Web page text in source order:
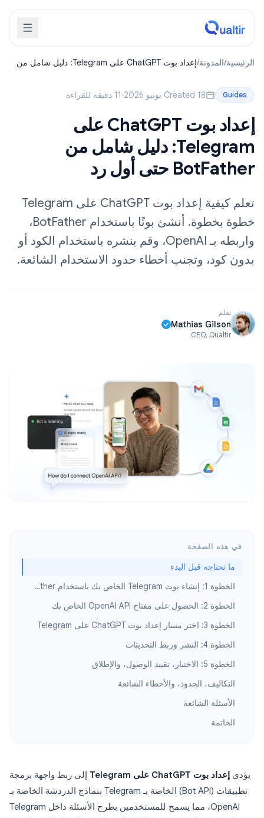
الرئيسية/المدونة/
إعداد بوت ChatGPT على Telegram: دليل شامل من
Guides Created 18 يونيو 2026 ·11 دقيقة للقراءة
إعداد بوت ChatGPT على
Telegram: دليل شامل من
BotFather حتى أول رد
تعلم كيفية إعداد بوت ChatGPT على Telegram
خطوة بخطوة. أنشئ بوتًا باستخدام BotFather،
واربطه بـ OpenAI، وقم بنشره باستخدام الكود أو
بدون كود، وتجنب أخطاء حدود الاستخدام الشائعة.
بقلم
Mathias Gilson
CEO, Qualtir
في هذه الصفحة
ما تحتاجه قبل البدء
الخطوة 1: إنشاء بوت Telegram الخاص بك باستخدام BotFather
الخطوة 2: الحصول على مفتاح OpenAI API الخاص بك
الخطوة 3: اختر مسار إعداد بوت ChatGPT على Telegram
الخطوة 4: النشر وربط التحديثات
الخطوة 5: الاختبار، تقييد الوصول، والإطلاق
التكاليف، الحدود، والأخطاء الشائعة
الأسئلة الشائعة
الخاتمة
يؤدي إعداد بوت ChatGPT على Telegram
إلى ربط واجهة برمجة
تطبيقات (Bot API) الخاصة بـ Telegram بنماذج الدردشة الخاصة بـ
OpenAI، مما يسمح للمستخدمين بطرح الأسئلة داخل Telegram